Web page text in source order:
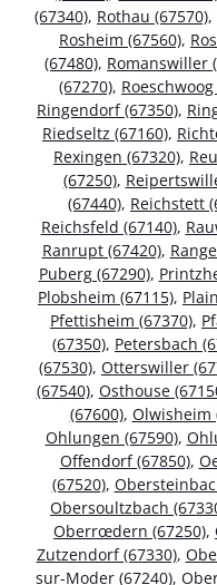
(67340), Rothau (67570),
Rosheim (67560),
(67480), Romanswiller
(67270),
Ringendorf (67350),
Riedseltz (67160),
Rexingen (67320),
(67250),
(67440), Reichstett
Reichsfeld (67140),
Ranrupt (67420),
Puberg (67290),
Plobsheim (67115),
Pfettisheim (67370),
(67350), Petersbach
(67530), Otterswiller
(67540), Osthouse
(67600), Olwisheim
Ohlungen (67590),
Offendorf (67850),
(67520),
Obersoultzbach
Oberrœdern (67250),
Zutzendorf (67330),
sur-Moder (67240),